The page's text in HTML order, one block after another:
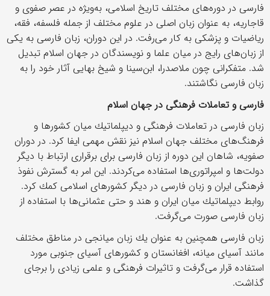
فارسی در دوره‌های مختلف تاریخ اسلامی، به‌ویژه در عصر صفوی و
قاجاریه، به عنوان زبان اصلی در علوم مختلف از جمله فلسفه، فقه،
ریاضیات و پزشكی به كار می‌رفت. در این دوران، زبان فارسی به یكی
از زبان‌های رایج در میان علما و نویسندگان در جهان اسلام تبدیل
شد. متفكرانی چون ملاصدرا، ابن‌سینا و شیخ بهایی آثار خود را به
زبان فارسی نگاشتند.
فارسی و تعاملات فرهنگی در جهان اسلام
زبان فارسی در تعاملات فرهنگی و دیپلماتیك میان كشورها و
فرهنگ‌های مختلف جهان اسلام نیز نقش مهمی ایفا كرد. در دوران
صفویه، شاهان این دوره از زبان فارسی برای برقراری ارتباط با دیگر
دولت‌ها و امپراتوری‌ها استفاده می‌كردند. این امر به گسترش نفوذ
فرهنگی ایران و زبان فارسی در دیگر كشورهای اسلامی كمك كرد.
روابط دیپلماتیك میان ایران و هند و حتی عثمانی‌ها با استفاده از
زبان فارسی صورت می‌گرفت.
زبان فارسی همچنین به عنوان یك زبان میانجی در مناطق مختلف
مانند آسیای میانه، افغانستان و كشورهای آسیای جنوبی مورد
استفاده قرار می‌گرفت و تاثیرات فرهنگی و علمی زیادی را برجای
گذاشت.